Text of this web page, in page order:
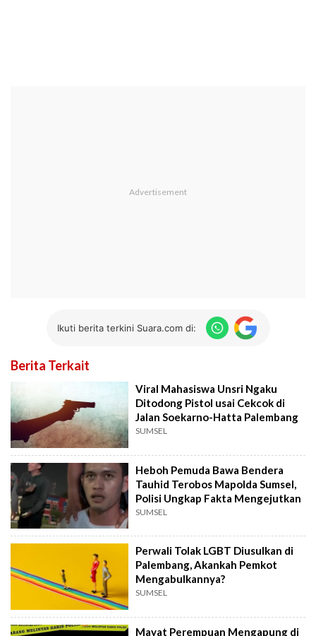
Ikuti berita terkini Suara.com di:
Berita Terkait
Viral Mahasiswa Unsri Ngaku
Ditodong Pistol usai Cekcok di
Jalan Soekarno-Hatta Palembang
SUMSEL
Heboh Pemuda Bawa Bendera
Tauhid Terobos Mapolda Sumsel,
Polisi Ungkap Fakta Mengejutkan
SUMSEL
Perwali Tolak LGBT Diusulkan di
Palembang, Akankah Pemkot
Mengabulkannya?
SUMSEL
Mayat Perempuan Mengapung di